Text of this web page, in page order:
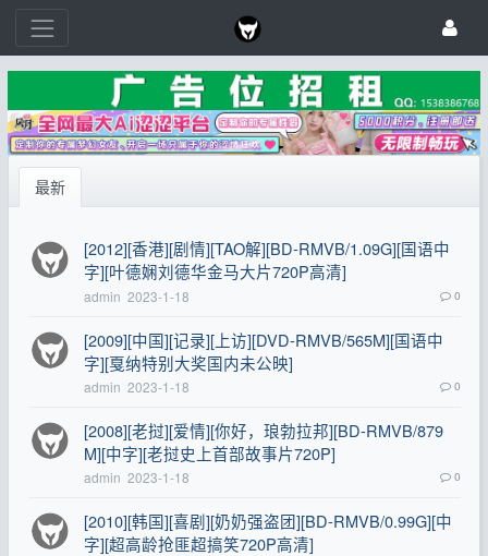
最新
[2012][香港][剧情][TAO解][BD-RMVB/1.09G][国语中
字][叶德娴刘德华金马大片720P高清]
admin 2023-1-18 0
[2009][中国][记录][上访][DVD-RMVB/565M][国语中
字][戛纳特别大奖国内未公映]
admin 2023-1-18 0
[2008][老挝][爱情][你好，琅勃拉邦][BD-RMVB/879
M][中字][老挝史上首部故事片720P]
admin 2023-1-18 0
[2010][韩国][喜剧][奶奶强盗团][BD-RMVB/0.99G][中
字][超高龄抢匪超搞笑720P高清]